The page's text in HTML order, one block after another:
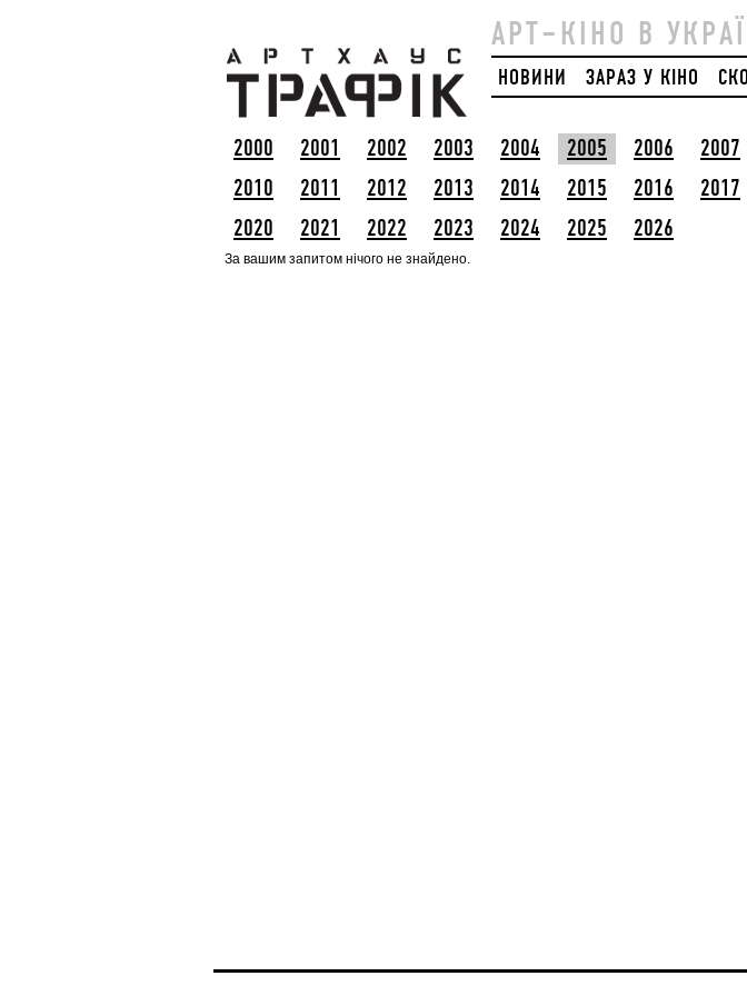
АРТ–КІНО В
НОВИНИ ЗАРАЗ У КІНО
2000 2001 2002 2003 2004 2005 2006 2007
2010
2011 2012 2013 2014 2015 2016 2017
2020
2021 2022 2023 2024 2025 2026
За вашим запитом нічого не знайдено.